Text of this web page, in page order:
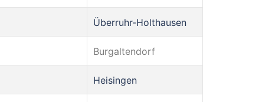
Überruhr-Holthausen
Burgaltendorf
Heisingen